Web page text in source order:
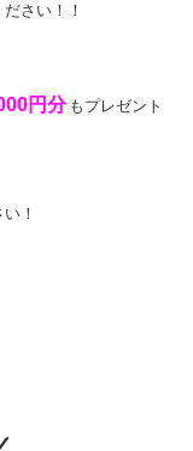
さい！！
円分 もプレゼント
！